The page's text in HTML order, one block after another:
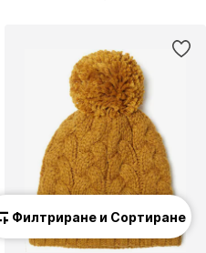
Филтриране и Сортиране